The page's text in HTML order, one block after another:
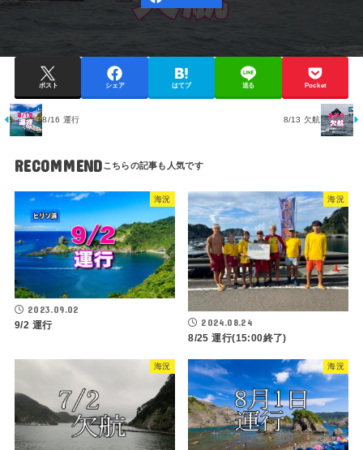
ポスト シェア はてブ 送る Pocket
8/16 運行 8/13 欠航
RECOMMEND
海況
2023.09.02
9/2 運行
海況
2024.08.24
8/25 運行(15:00終了)
海況 海況